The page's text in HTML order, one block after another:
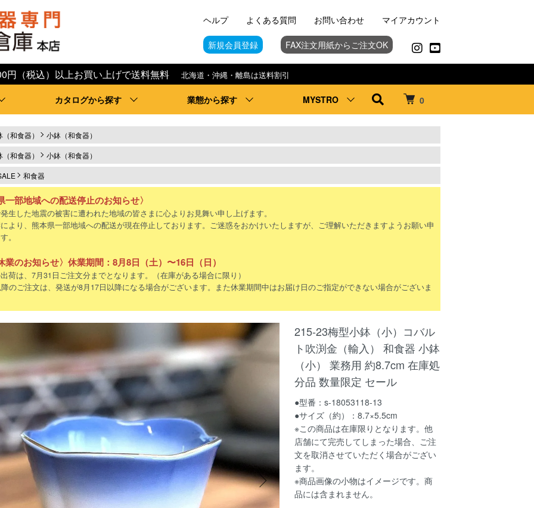
0
円（税込）以上お買い上げで送料無料 北海道・沖縄・離島は送料割引
カタログから探す 業態から探す MYSTRO
ヘルプ よくある質問 お問い合わせ マイアカウント
新規会員登録 FAX注文用紙からご注文OK
（和食器）
小鉢（和食器）
（和食器）
小鉢（和食器）
和食器
一部地域への配送停止のお知らせ〉
生した地震の被害に遭われた地域の皆さまに心よりお見舞い申し上げます。
より、熊本県一部地域への配送が現在停止しております。ご迷惑をおかけいたしますが、ご理解いただきますようお願い申
。
業のお知らせ〉休業期間：8月8日（土）〜16日（日）
荷は、7月31日ご注文分までとなります。（在庫がある場合に限り）
のご注文は、発送が8月17日以降になる場合がございます。また休業期間中はお届け日のご指定ができない場合がございま
215-23梅型小鉢（小）コバル
ト吹渕金（輸入） 和食器 小鉢
（小） 業務用 約8.7cm 在庫処
分品 数量限定 セール
●型番：s-18053118-13
●サイズ（約）：8.7×5.5cm
※この商品は在庫限りとなります。他
店舗にて完売してしまった場合、ご注
文を取消させていただく場合がござい
ます。
※商品画像の小物はイメージです。商
品には含まれません。